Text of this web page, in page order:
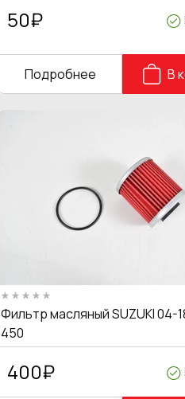
50₽
Подробнее В
Фильтр масляный SUZUKI 04-
450
400₽